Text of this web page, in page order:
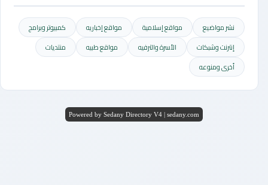
نشر مواضيع مواقع إسلامية مواقع إخباريه
كمبيوتر وبرامج
إنترنت وشبكات
الأسرة والترفيه مواقع طبيه
منتديات
أخرى ومنوعه
Powered by Sedany Directory V4 | sedany.com